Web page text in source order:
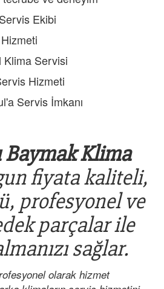
Ekibi
Hizmeti
Klima Servisi
Hizmeti
Servis İmkanı
Klima
fiyata kaliteli,
profesyonel ve
parçalar ile
sağlar.
olarak hizmet